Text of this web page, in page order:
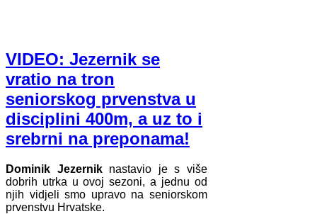
VIDEO: Jezernik se
vratio na tron
seniorskog prvenstva u
disciplini 400m, a uz to i
srebrni na preponama!
Dominik Jezerniknastavio je s više
dobrih utrka u ovoj sezoni, a jednu od
njih vidjeli smo upravo na seniorskom
prvenstvu Hrvatske.